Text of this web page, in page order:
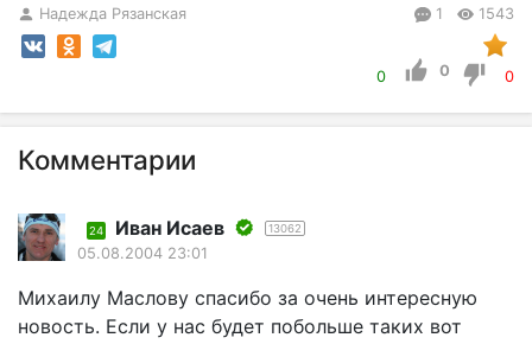
Надежда Рязанская 1 1543
0 0 0
Комментарии
24 Иван Исаев 13062
05.08.2004 23:01
Михаилу Маслову спасибо за очень интересную
новость. Если у нас будет побольше таких вот